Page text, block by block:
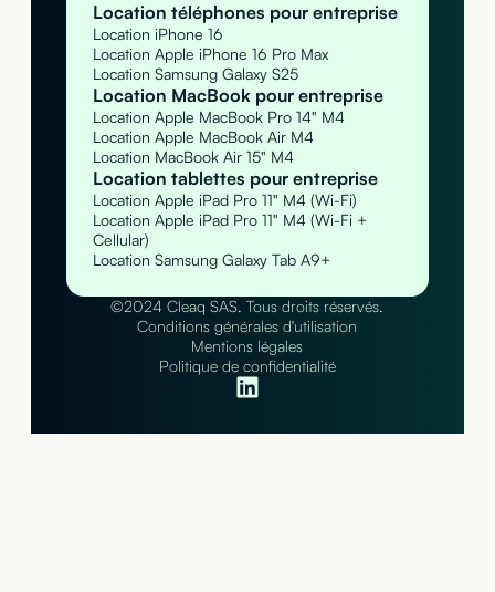
Location téléphones pour entreprise
Location iPhone 16
Location Apple iPhone 16 Pro Max
Location Samsung Galaxy S25
Location MacBook pour entreprise
Location Apple MacBook Pro 14" M4
Location Apple MacBook Air M4
Location MacBook Air 15" M4
Location tablettes pour entreprise
Location Apple iPad Pro 11" M4 (Wi-Fi)
Location Apple iPad Pro 11" M4 (Wi-Fi +
Cellular)
Location Samsung Galaxy Tab A9+
©2024 Cleaq SAS. Tous droits réservés.
Conditions générales d'utilisation
Mentions légales
Politique de confidentialité